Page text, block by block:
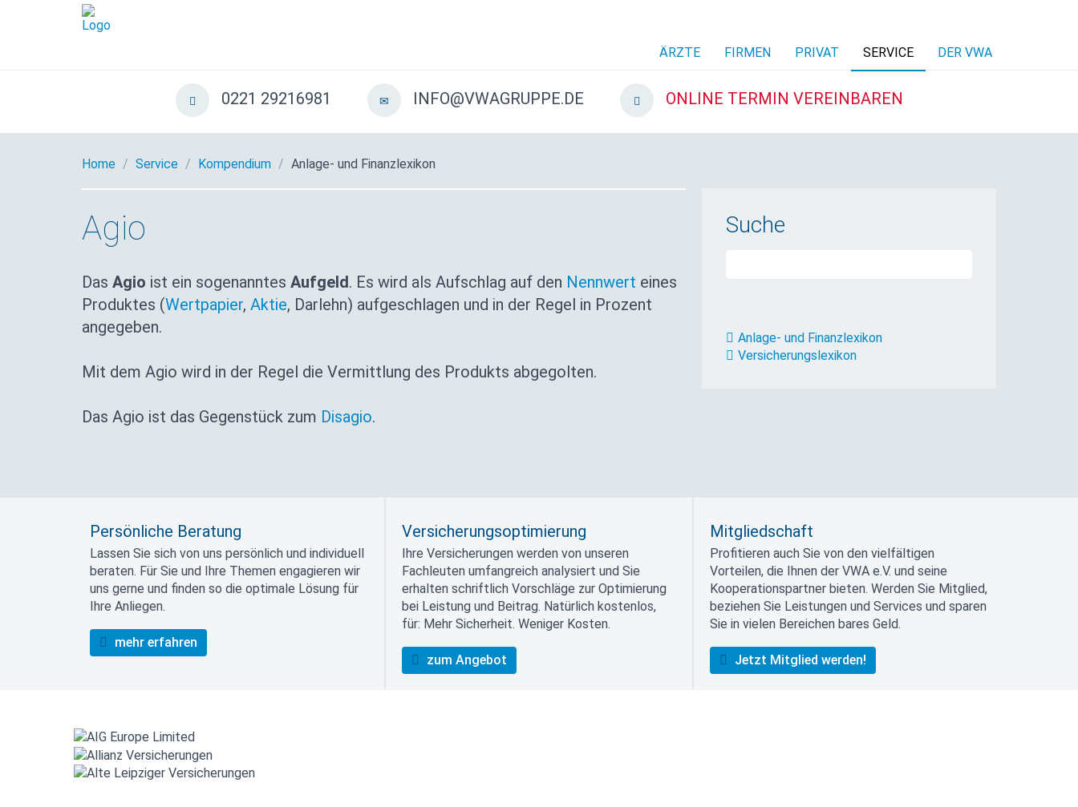
ÄRZTE FIRMEN PRIVAT SERVICE DER VWA
0221 29216981 INFO@VWAGRUPPE.DE ONLINE TERMIN VEREINBAREN
Home Service Kompendium Anlage- und Finanzlexikon
Agio
Das Agio ist ein sogenanntes Aufgeld. Es wird als Aufschlag auf den Nennwert eines
Produktes (Wertpapier, Aktie, Darlehn) aufgeschlagen und in der Regel in Prozent
angegeben.
Mit dem Agio wird in der Regel die Vermittlung des Produkts abgegolten.
Das Agio ist das Gegenstück zum Disagio.
Suche
Anlage- und Finanzlexikon
Versicherungslexikon
Persönliche Beratung
Lassen Sie sich von uns persönlich und individuell
beraten. Für Sie und Ihre Themen engagieren wir
uns gerne und finden so die optimale Lösung für
Ihre Anliegen.
mehr erfahren
Versicherungsoptimierung
Ihre Versicherungen werden von unseren
Fachleuten umfangreich analysiert und Sie
erhalten schriftlich Vorschläge zur Optimierung
bei Leistung und Beitrag. Natürlich kostenlos,
für: Mehr Sicherheit. Weniger Kosten.
zum Angebot
Mitgliedschaft
Profitieren auch Sie von den vielfältigen
Vorteilen, die Ihnen der VWA e.V. und seine
Kooperationspartner bieten. Werden Sie Mitglied,
beziehen Sie Leistungen und Services und sparen
Sie in vielen Bereichen bares Geld.
Jetzt Mitglied werden!